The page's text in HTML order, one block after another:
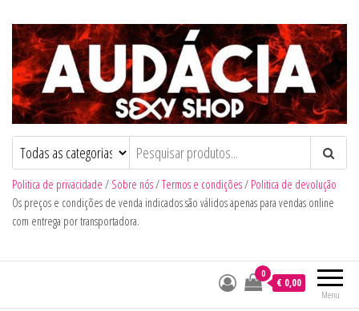
Audacia Sexy Shop
Politica de privacidade / Sobre nós/Termos e condições/ Politica de devolução
Os preços e condições de venda indicados são válidos apenas para vendas online
com entrega por transportadora.
Menu
0
€ 0,00